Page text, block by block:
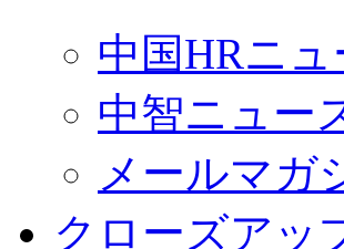
中国HRニュ
中智ニュー
メールマガ
クローズアッ